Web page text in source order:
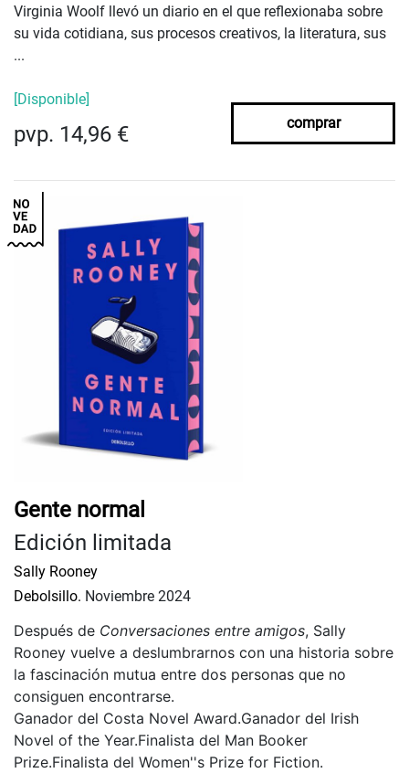
Virginia Woolf llevó un diario en el que reflexionaba sobre
su vida cotidiana, sus procesos creativos, la literatura, sus
...
[Disponible]
pvp. 14,96 € comprar
Gente normal
Edición limitada
Sally Rooney
Debolsillo. Noviembre 2024
Después de Conversaciones entre amigos, Sally
Rooney vuelve a deslumbrarnos con una historia sobre
la fascinación mutua entre dos personas que no
consiguen encontrarse.
Ganador del Costa Novel Award.Ganador del Irish
Novel of the Year.Finalista del Man Booker
Prize.Finalista del Women''s Prize for Fiction.